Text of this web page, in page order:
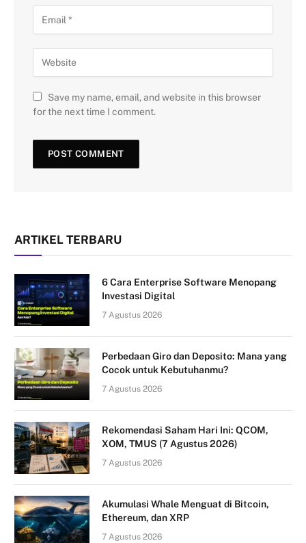
Save my name, email, and website in this browser
for the next time I comment.
ARTIKEL TERBARU
6 Cara Enterprise Software Menopang
Investasi Digital
7 Agustus 2026
Perbedaan Giro dan Deposito: Mana yang
Cocok untuk Kebutuhanmu?
7 Agustus 2026
Rekomendasi Saham Hari Ini: QCOM,
XOM, TMUS (7 Agustus 2026)
7 Agustus 2026
Akumulasi Whale Menguat di Bitcoin,
Ethereum, dan XRP
7 Agustus 2026